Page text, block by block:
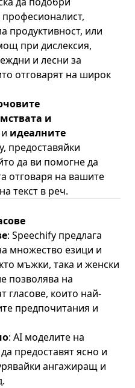
продуктивност, или
при дислексия,
и лесни за
отговарят на широк
и
и идеалните
предоставяйки
да ви помогне да
отговаря на вашите
текст в реч.
: Speechify предлага
множество езици и
мъжки, така и женски
позволява на
гласове, които най-
предпочитания и
: AI моделите на
предоставят ясно и
ангажиращ и